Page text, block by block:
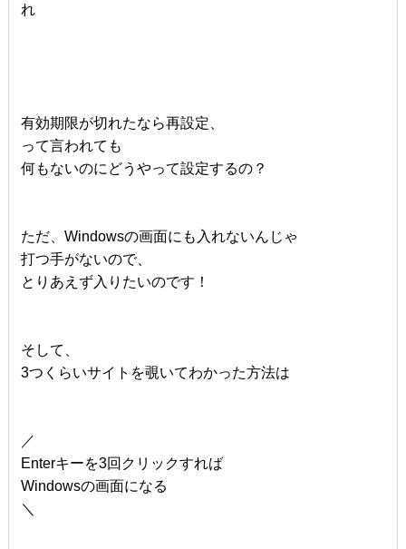
れ
有効期限が切れたなら再設定、
って言われても
何もないのにどうやって設定するの？
ただ、Windowsの画面にも入れないんじゃ
打つ手がないので、
とりあえず入りたいのです！
そして、
3つくらいサイトを覗いてわかった方法は
／
Enterキーを3回クリックすれば
Windowsの画面になる
＼